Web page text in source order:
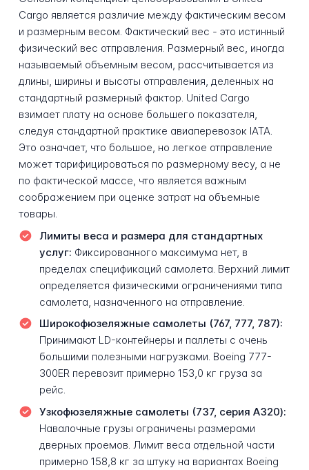
Cargo является различие между фактическим весом
и размерным весом. Фактический вес - это истинный
физический вес отправления. Размерный вес, иногда
называемый объемным весом, рассчитывается из
длины, ширины и высоты отправления, деленных на
стандартный размерный фактор. United Cargo
взимает плату на основе большего показателя,
следуя стандартной практике авиаперевозок IATA.
Это означает, что большое, но легкое отправление
может тарифицироваться по размерному весу, а не
по фактической массе, что является важным
соображением при оценке затрат на объемные
товары.
Лимиты веса и размера для стандартных
услуг: Фиксированного максимума нет, в
пределах спецификаций самолета. Верхний лимит
определяется физическими ограничениями типа
самолета, назначенного на отправление.
Широкофюзеляжные самолеты (767, 777, 787):
Принимают LD-контейнеры и паллеты с очень
большими полезными нагрузками. Boeing 777-
300ER перевозит примерно 153,0 кг груза за
рейс.
Узкофюзеляжные самолеты (737, серия A320):
Навалочные грузы ограничены размерами
дверных проемов. Лимит веса отдельной части
примерно 158,8 кг за штуку на вариантах Boeing